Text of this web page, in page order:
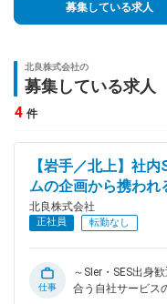
専門サイト
自動案内は24時間365日対応
転職の「モヤモヤ」、一人
気軽に相談してみませんか？
dodaの使い方は？
募集している求人
北良株式会社の
募集している求人
4 件
【岩手／北上】社
ムの企画から携われ
北良株式会社
正社員 転勤なし
仕事
～SIer・SES出身
合う自社サービス